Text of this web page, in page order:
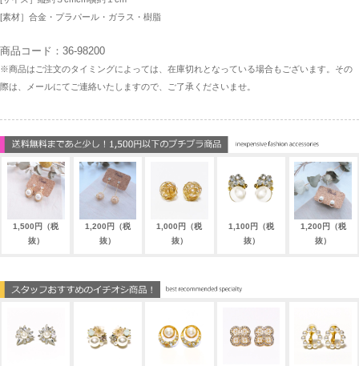
[素材］合金・プラパール・ガラス・樹脂
商品コード：36-98200
※商品はご注文のタイミングによっては、在庫切れとなっている場合もございます。その
際は、メールにてご連絡いたしますので、ご了承くださいませ。
1,500円（税
抜）
1,200円（税
抜）
1,000円（税
抜）
1,100円（税
抜）
1,200円（税
抜）